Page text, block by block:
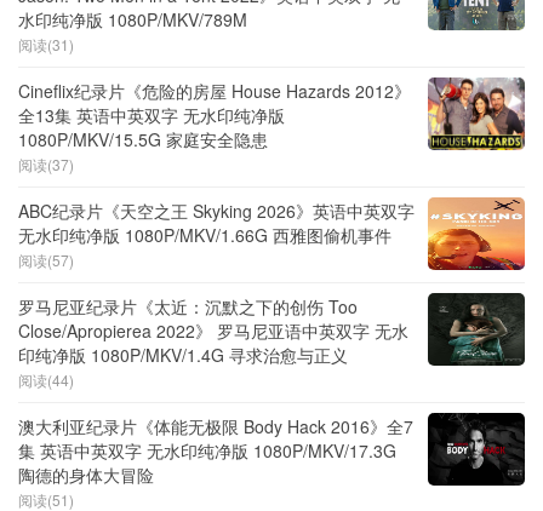
水印纯净版 1080P/MKV/789M
阅读(31)
Cineflix纪录片《危险的房屋 House Hazards 2012》
全13集 英语中英双字 无水印纯净版
1080P/MKV/15.5G 家庭安全隐患
阅读(37)
ABC纪录片《天空之王 Skyking 2026》英语中英双字
无水印纯净版 1080P/MKV/1.66G 西雅图偷机事件
阅读(57)
罗马尼亚纪录片《太近：沉默之下的创伤 Too
Close/Apropierea 2022》 罗马尼亚语中英双字 无水
印纯净版 1080P/MKV/1.4G 寻求治愈与正义
阅读(44)
澳大利亚纪录片《体能无极限 Body Hack 2016》全7
集 英语中英双字 无水印纯净版 1080P/MKV/17.3G
陶德的身体大冒险
阅读(51)